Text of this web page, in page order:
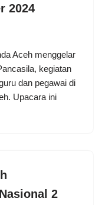
2024
Aceh menggelar
kegiatan
dan pegawai di
Upacara ini
2